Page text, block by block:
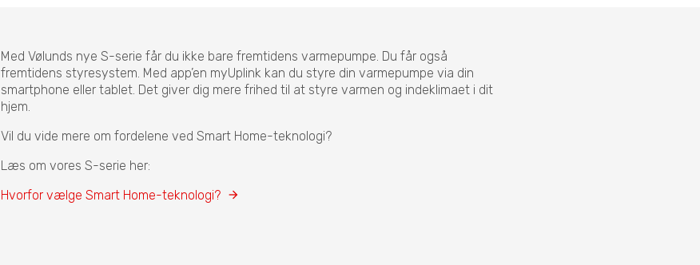
Med Vølunds nye S-serie får du ikke bare fremtidens varmepumpe. Du får også
fremtidens styresystem. Med app’en myUplink kan du styre din varmepumpe via din
smartphone eller tablet. Det giver dig mere frihed til at styre varmen og indeklimaet i dit
hjem.
Vil du vide mere om fordelene ved Smart Home-teknologi?
Læs om vores S-serie her:
Hvorfor vælge Smart Home-teknologi?